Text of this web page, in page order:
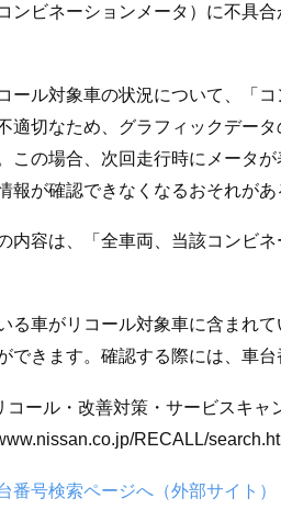
ンビネーションメータ）に不具
ール対象車の状況について、「
適切なため、グラフィックデー
この場合、次回走行時にメータ
報が確認できなくなるおそれが
内容は、「全車両、当該コンビ
る車がリコール対象車に含まれ
できます。確認する際には、車台
コール・改善対策・サービスキャ
RECALL/
番号検索ページへ（外部サイト）